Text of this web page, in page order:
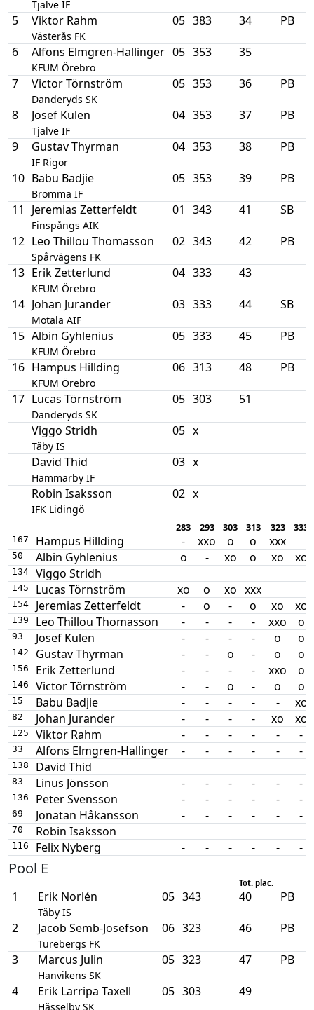
Tjalve IF
5 Viktor Rahm
Västerås FK
05 383 34 PB
6 Alfons Elmgren-Hallinger
KFUM Örebro
05 353 35
7 Victor Törnström
Danderyds SK
05 353 36 PB
8 Josef Kulen
Tjalve IF
04 353 37 PB
9 Gustav Thyrman
IF Rigor
04 353 38 PB
10 Babu Badjie
Bromma IF
05 353 39 PB
11 Jeremias Zetterfeldt
Finspångs AIK
01 343 41 SB
12 Leo Thillou Thomasson
Spårvägens FK
02 343 42 PB
13 Erik Zetterlund
KFUM Örebro
04 333 43
14 Johan Jurander
Motala AIF
03 333 44 SB
15 Albin Gyhlenius
KFUM Örebro
05 333 45 PB
16 Hampus Hillding
KFUM Örebro
06 313 48 PB
17 Lucas Törnström
Danderyds SK
05 303 51
Viggo Stridh
Täby IS
05 x
David Thid
Hammarby IF
03 x
Robin Isaksson
IFK Lidingö
02 x
283 293 303 313 323 333
167 Hampus Hillding - xxo o o xxx
50 Albin Gyhlenius o - xo o xo xo
134 Viggo Stridh
145 Lucas Törnström xo o xo xxx
154 Jeremias Zetterfeldt - o - o xo xo
139 Leo Thillou Thomasson - - - - xxo o
93 Josef Kulen - - - - o o
142 Gustav Thyrman - - o - o o
156 Erik Zetterlund - - - - xxo o
146 Victor Törnström - - o - o o
15 Babu Badjie - - - - - xo
82 Johan Jurander - - - - xo xo
125 Viktor Rahm - - - - - -
33 Alfons Elmgren-Hallinger - - - - - -
138 David Thid
83 Linus Jönsson - - - - - -
136 Peter Svensson - - - - - -
69 Jonatan Håkansson - - - - - -
70 Robin Isaksson
116 Felix Nyberg - - - - - -
Pool E
Tot. plac.
1 Erik Norlén
Täby IS
05 343 40 PB
2 Jacob Semb-Josefson
Turebergs FK
06 323 46 PB
3 Marcus Julin
Hanvikens SK
05 323 47 PB
4 Erik Larripa Taxell
Hässelby SK
05 303 49